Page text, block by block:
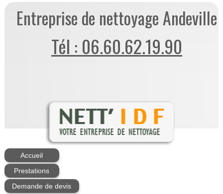
Entreprise de nettoyage Andeville
Tél : 06.60.62.19.90
Accueil
Prestations
Demande de devis